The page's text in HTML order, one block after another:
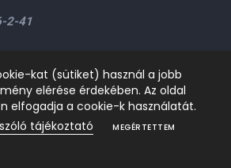
2-41
kft. 1134.Bp. Váci út 9-15
13.00+36205534995+36209906363
gsmzonakft@gmail.com
kat (sütiket) használ a jobb
elérése érdekében. Az oldal
elfogadja a cookie-k használatát.
tájékoztató
MEGÉRTETTEM